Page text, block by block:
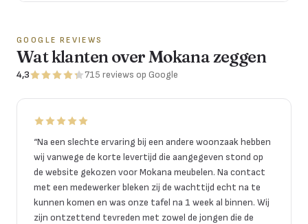
GOOGLE REVIEWS
Wat klanten over Mokana zeggen
4,3 715 reviews op Google
“Na een slechte ervaring bij een andere woonzaak hebben
wij vanwege de korte levertijd die aangegeven stond op
de website gekozen voor Mokana meubelen. Na contact
met een medewerker bleken zij de wachttijd echt na te
kunnen komen en was onze tafel na 1 week al binnen. Wij
zijn ontzettend tevreden met zowel de jongen die de